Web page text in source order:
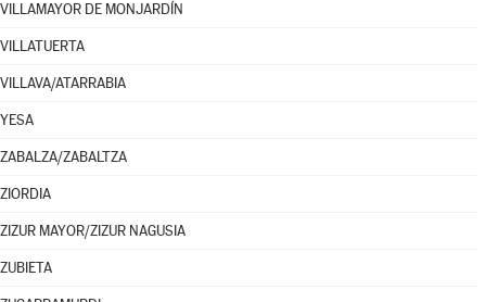
VILLAMAYOR DE MONJARDÍN
VILLATUERTA
VILLAVA/ATARRABIA
YESA
ZABALZA/ZABALTZA
ZIORDIA
ZIZUR MAYOR/ZIZUR NAGUSIA
ZUBIETA